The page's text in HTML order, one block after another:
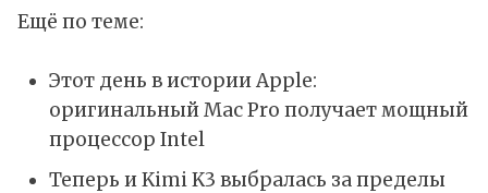
Ещё по теме:
Этот день в истории Apple:
оригинальный Mac Pro получает мощный
процессор Intel
Теперь и Kimi K3 выбралась за пределы